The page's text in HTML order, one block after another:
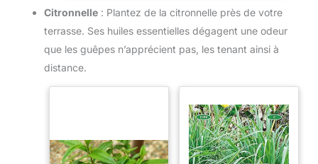
Citronnelle : Plantez de la citronnelle près de votre
terrasse. Ses huiles essentielles dégagent une odeur
que les guêpes n’apprécient pas, les tenant ainsi à
distance.